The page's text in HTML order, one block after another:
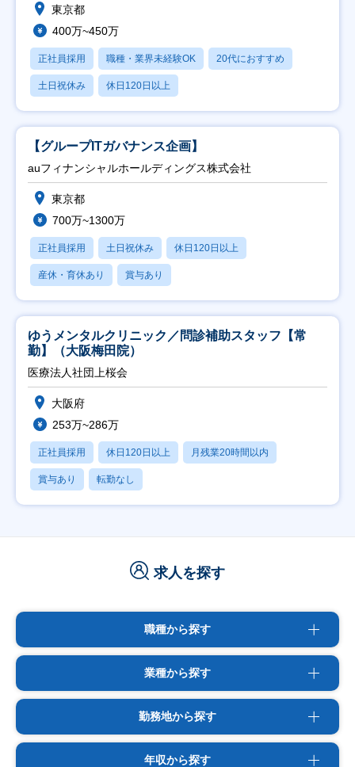
東京都
400万~450万
正社員採用 職種・業界未経験OK 20代におすすめ
土日祝休み 休日120日以上
【グループITガバナンス企画】
auフィナンシャルホールディングス株式会社
東京都
700万~1300万
正社員採用 土日祝休み 休日120日以上
産休・育休あり 賞与あり
ゆうメンタルクリニック／問診補助スタッフ【常
勤】（大阪梅田院）
医療法人社団上桜会
大阪府
253万~286万
正社員採用 休日120日以上 月残業20時間以内
賞与あり 転勤なし
求人を探す
職種から探す
業種から探す
勤務地から探す
年収から探す